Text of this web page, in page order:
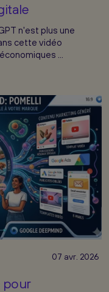
n'est plus une
cette vidéo
...
07 avr. 2026
pour